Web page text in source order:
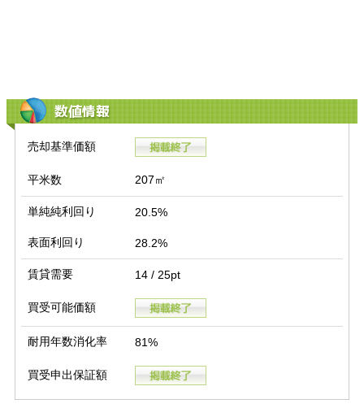
数値情報
売却基準価額
平米数 207㎡
単純純利回り 20.5%
表面利回り 28.2%
賃貸需要 14 / 25pt
買受可能価額
耐用年数消化率 81%
買受申出保証額